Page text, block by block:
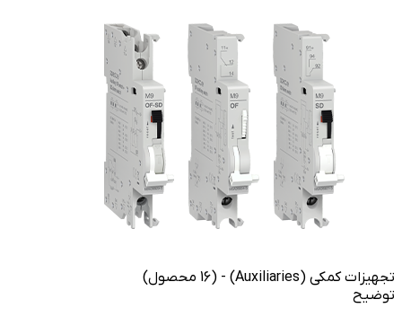
تجهیزات کمکی (Auxiliaries) - (16 محصول)
توضیح